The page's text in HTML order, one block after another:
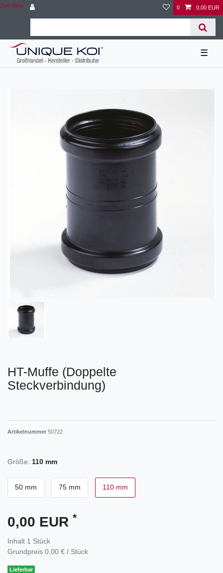
Zum Blog 0 0,00 EUR
☰
HT-Muffe (Doppelte
Steckverbindung)
Artikelnummer 50722
Größe: 110 mm
50 mm 75 mm 110 mm
0,00 EUR *
Inhalt 1 Stück
Grundpreis 0,00 € / Stück
Lieferbar